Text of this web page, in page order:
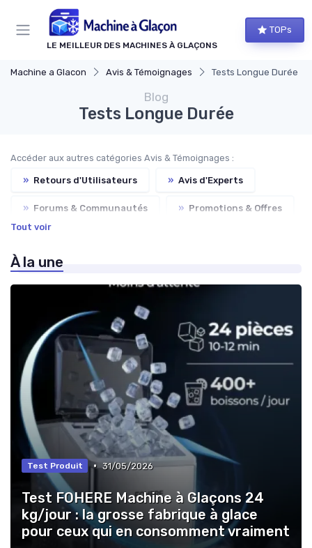
LE MEILLEUR DES MACHINES À GLAÇONS
TOPs
Machine a Glacon Avis & Témoignages Tests Longue Durée
Blog
Tests Longue Durée
Accéder aux autres catégories Avis & Témoignages :
» Retours d'Utilisateurs » Avis d'Experts
» Forums & Communautés » Promotions & Offres
Tout voir
À la une
Test Produit • 31/05/2026
Test FOHERE Machine à Glaçons 24
kg/jour : la grosse fabrique à glace
pour ceux qui en consomment vraiment
Panneau de gestion des cookies